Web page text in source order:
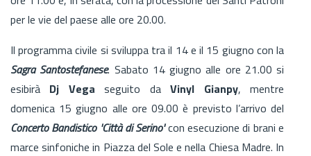
per le vie del paese alle ore 20.00.
Il programma civile si sviluppa tra il 14 e il 15 giugno con la
Sagra Santostefanese. Sabato 14 giugno alle ore 21.00 si
esibirà Dj Vega seguito daVinyl Gianpy, mentre
domenica 15 giugno alle ore 09.00 è previsto l’arrivo del
Concerto Bandistico 'Città di Serino'con esecuzione di brani e
marce sinfoniche in Piazza del Sole e nella Chiesa Madre. In